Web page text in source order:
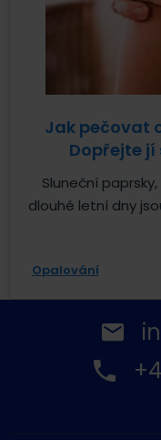
Jak pečovat
Dopřejte
Sluneční
dlouhé letní dny
Opalování